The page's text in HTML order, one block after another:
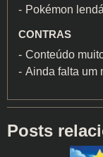
Pokémon
CONTRAS
Conteúdo
Ainda falta um
Posts